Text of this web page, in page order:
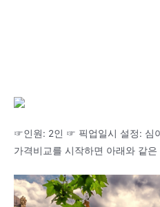
☞인원: 2인 ☞ 픽업일시 설정: 심
가격비교를 시작하면 아래와 같